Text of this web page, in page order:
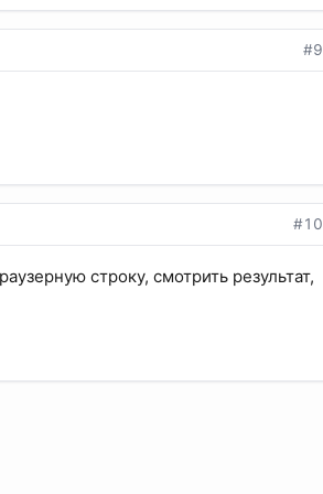
#9
#10
строку, смотрить результат,